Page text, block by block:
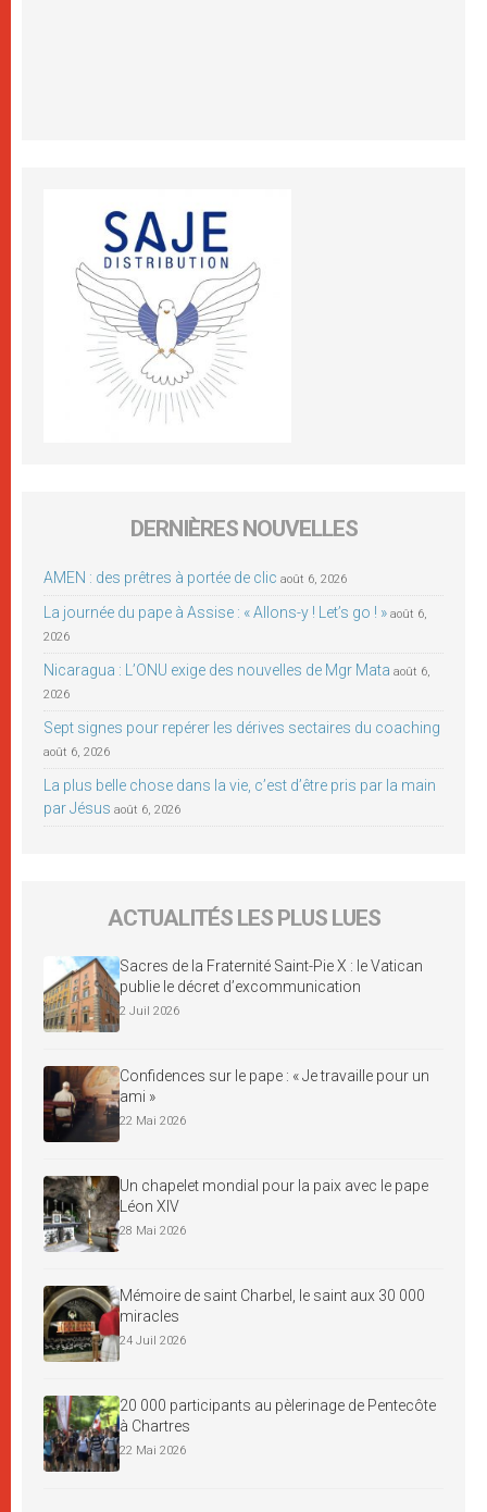
DERNIÈRES NOUVELLES
AMEN : des prêtres à portée de clic août 6, 2026
La journée du pape à Assise : « Allons-y ! Let’s go ! » août 6,
2026
Nicaragua : L’ONU exige des nouvelles de Mgr Mata août 6,
2026
Sept signes pour repérer les dérives sectaires du coaching
août 6, 2026
La plus belle chose dans la vie, c’est d’être pris par la main
par Jésus août 6, 2026
ACTUALITÉS LES PLUS LUES
Sacres de la Fraternité Saint-Pie X : le Vatican
publie le décret d’excommunication
2 Juil 2026
Confidences sur le pape : « Je travaille pour un
ami »
22 Mai 2026
Un chapelet mondial pour la paix avec le pape
Léon XIV
28 Mai 2026
Mémoire de saint Charbel, le saint aux 30 000
miracles
24 Juil 2026
20 000 participants au pèlerinage de Pentecôte
à Chartres
22 Mai 2026